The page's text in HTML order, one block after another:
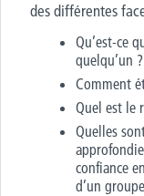
desdifférentes
Qu’est-ce
quelqu’un ?
Comment
Quel est le
Quelles
confiance
d’un